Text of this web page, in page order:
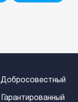
Добросовестный
Гарантированный